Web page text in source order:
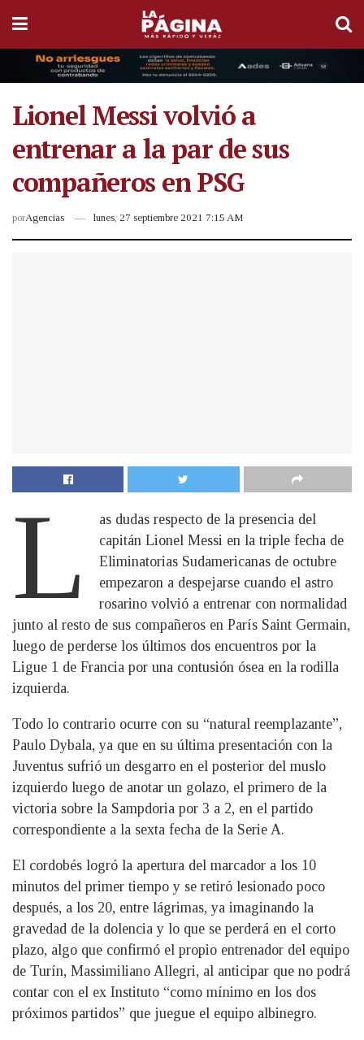
Lionel Messi volvió a
entrenar a la par de sus
compañeros en PSG
porAgencias lunes, 27 septiembre 2021 7:15 AM
L
as dudas respecto de la presencia del
capitán Lionel Messi en la triple fecha de
Eliminatorias Sudamericanas de octubre
empezaron a despejarse cuando el astro
rosarino volvió a entrenar con normalidad
junto al resto de sus compañeros en París Saint Germain,
luego de perderse los últimos dos encuentros por la
Ligue 1 de Francia por una contusión ósea en la rodilla
izquierda.
Todo lo contrario ocurre con su “natural reemplazante”,
Paulo Dybala, ya que en su última presentación con la
Juventus sufrió un desgarro en el posterior del muslo
izquierdo luego de anotar un golazo, el primero de la
victoria sobre la Sampdoria por 3 a 2, en el partido
correspondiente a la sexta fecha de la Serie A.
El cordobés logró la apertura del marcador a los 10
minutos del primer tiempo y se retiró lesionado poco
después, a los 20, entre lágrimas, ya imaginando la
gravedad de la dolencia y lo que se perderá en el corto
plazo, algo que confirmó el propio entrenador del equipo
de Turín, Massimiliano Allegri, al anticipar que no podrá
contar con el ex Instituto “como mínimo en los dos
próximos partidos” que juegue el equipo albinegro.